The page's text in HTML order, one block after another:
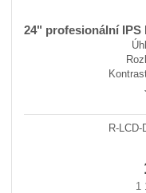
24" profesionální IPS
R-LCD-
1